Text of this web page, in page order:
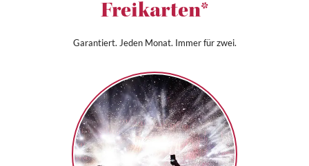
Freikarten*
Garantiert. Jeden Monat. Immer für zwei.